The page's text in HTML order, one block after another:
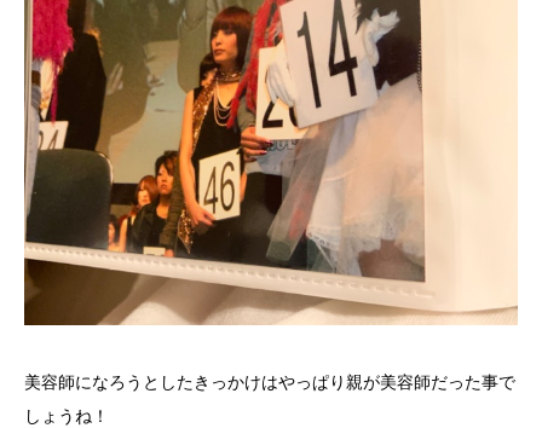
美容師になろうとしたきっかけはやっぱり親が美容師だった事で
しょうね！